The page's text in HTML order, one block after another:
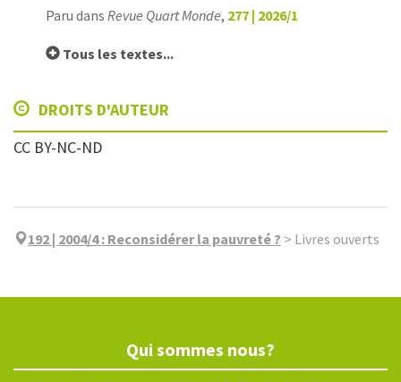
Paru dans Revue Quart Monde, 277 | 2026/1
Tous les textes...
DROITS D'AUTEUR
CC BY-NC-ND
192 | 2004/4: Reconsidérer la pauvreté ? > Livres ouverts
Qui sommes nous?